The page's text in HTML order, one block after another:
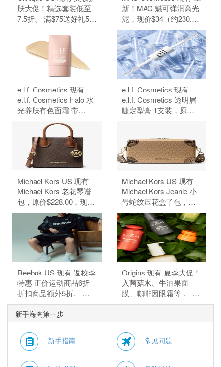
肤大促！精选套装低至
7.5折。 满$75送好礼5
件。 无需使用优惠码。
新！MAC 魅可弹润高光
泥，现价$34（约230.29
元）。 无需使用优惠
码。
e.l.f. Cosmetics 现有
e.l.f. Cosmetics Halo 水
光养肤有色面霜 带
SPF50 防晒，原价
$18，现特价$14（约
94.83元）。 无需使用优
惠码。
e.l.f. Cosmetics 现有
e.l.f. Cosmetics 透明眉
睫定型膏 1支装，原价
码。
Michael Kors US 现有
Michael Kors 老花琴谱
包，原价$228.00，现特
价$50.15（约339.68
元）。 额外8.5折，需要
使用优惠码：
EXTRA15。
Michael Kors US 现有
Michael Kors Jeanie 小
号蛇纹压花盒子包，原
价$428，现特价
$84.99（约575.66
元）。 额外8.5折，需要
使用优惠码：
EXTRA15。
Reebok US 现有 返校季
特惠 正价运动商品6折
折扣商品额外5折。 正
价商品6折，折扣商品额
外5折，需要使用优惠
Origins 现有 夏季大促！
入菌菇水、牛油果面
膜、咖啡因眼霜等 。 订
单满$115赠5件礼，需要
新手海淘第一步
新手指南 常见问题